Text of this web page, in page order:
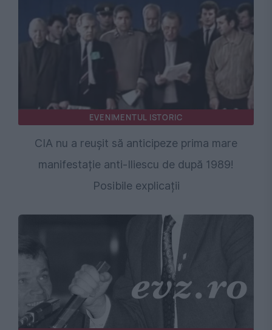
EVENIMENTUL ISTORIC
CIA nu a reușit să anticipeze prima mare
manifestație anti-Iliescu de după 1989!
Posibile explicații